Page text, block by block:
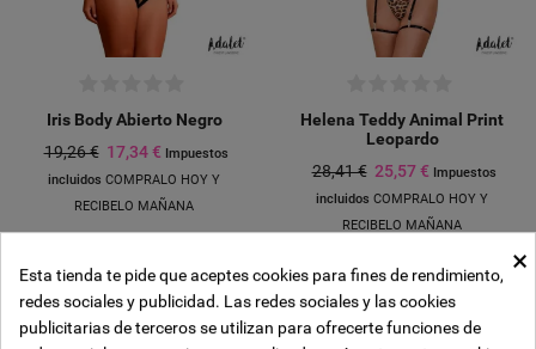
Iris Body Abierto Negro
19,26 € 17,34 € Impuestos
incluidos COMPRALO HOY Y
RECIBELO MAÑANA
Helena Teddy Animal Print
Leopardo
28,41 € 25,57 € Impuestos
incluidos COMPRALO HOY Y
RECIBELO MAÑANA
-10% -10%
((modalTitle))
Crear lista de deseos
Iniciar sesión
×
Esta tienda te pide que aceptes cookies para fines de rendimiento,
redes sociales y publicidad. Las redes sociales y las cookies
publicitarias de terceros se utilizan para ofrecerte funciones de